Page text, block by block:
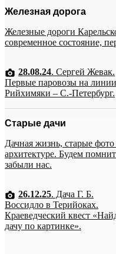
Железная дорога
Железные дороги
современное состояние,
28.08.24. Сергей Жевак.
Первые паровозы на линии
Рийхимяки – С.-Петербург.
Старые дачи
Дачная жизнь, старые
архитектуре. Будем
забыли нас.
26.12.25. Дача Г. Б.
Воссидло в Терийоках.
Краеведческий квест
дачу по картинке».